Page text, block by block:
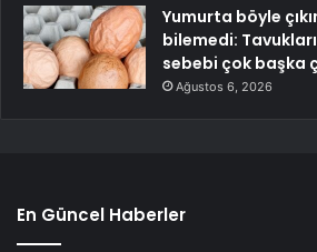
Yumurta böyle
bilemedi:
sebebi çok başka
Ağustos 6, 2026
En Güncel Haberler